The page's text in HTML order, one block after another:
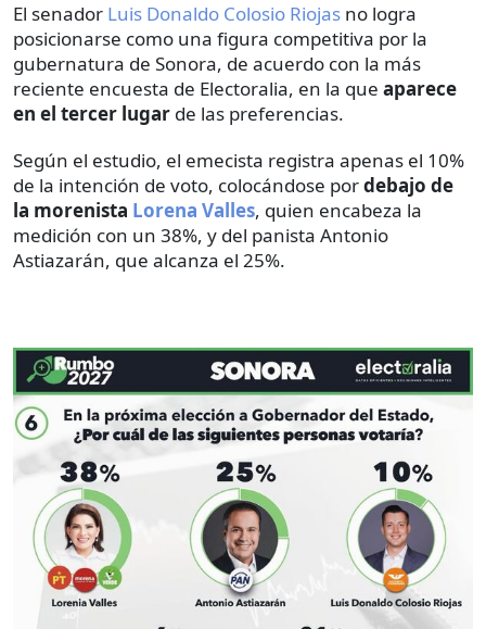
El senador Luis Donaldo Colosio Riojas no logra
posicionarse como una figura competitiva por la
gubernatura de Sonora, de acuerdo con la más
reciente encuesta de Electoralia, en la que aparece
en el tercer lugar de las preferencias.
Según el estudio, el emecista registra apenas el 10%
de la intención de voto, colocándose pordebajo de
la morenista Lorena Valles, quien encabeza la
medición con un 38%, y del panista Antonio
Astiazarán, que alcanza el 25%.